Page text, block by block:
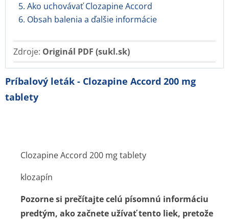
5. Ako uchovávať Clozapine Accord
6. Obsah balenia a ďalšie informácie
Zdroje: Originál PDF (sukl.sk)
Príbalový leták - Clozapine Accord 200 mg
tablety
Clozapine Accord 200 mg tablety
klozapín
Pozorne si prečítajte celú písomnú informáciu
predtým, ako začnete užívať tento liek, pretože